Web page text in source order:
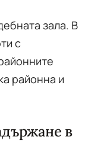
зала. В
с
районна и
в